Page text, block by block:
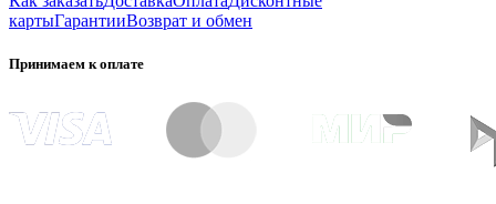
картыГарантииВозврат и обмен
Принимаем к оплате